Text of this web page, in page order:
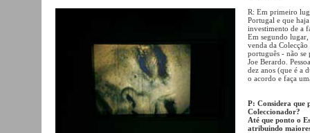
R: Em primeiro
Portugal e que
investimento de a
Em segundo
venda da
português - não se
Joe Berardo.
dez anos (que é a
o acordo e faça
P: Considera que
Coleccionador?
Até que ponto o
atribuindo